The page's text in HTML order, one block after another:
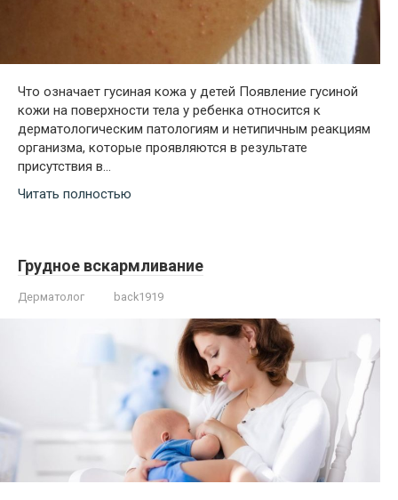
Что означает гусиная кожа у детей Появление гусиной
кожи на поверхности тела у ребенка относится к
дерматологическим патологиям и нетипичным реакциям
организма, которые проявляются в результате
присутствия в…
Читать полностью
Грудное вскармливание
Дерматолог back1919